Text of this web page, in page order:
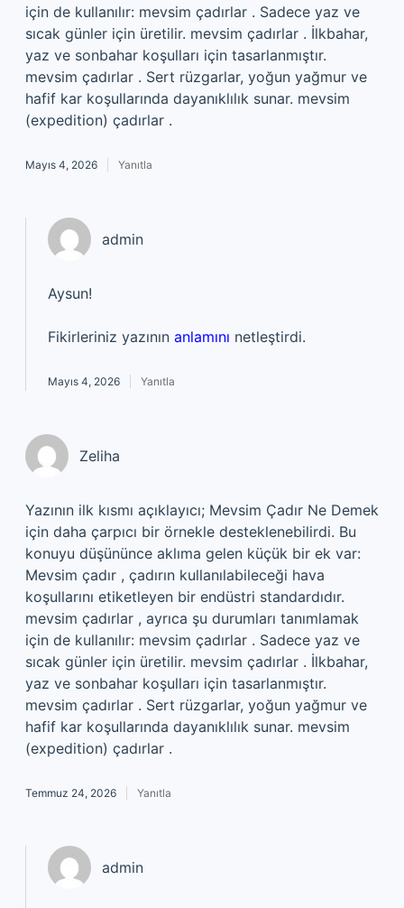
için de kullanılır: mevsim çadırlar . Sadece yaz ve
sıcak günler için üretilir. mevsim çadırlar . İlkbahar,
yaz ve sonbahar koşulları için tasarlanmıştır.
mevsim çadırlar . Sert rüzgarlar, yoğun yağmur ve
hafif kar koşullarında dayanıklılık sunar. mevsim
(expedition) çadırlar .
Mayıs 4, 2026 Yanıtla
admin
Aysun!
Fikirleriniz yazının anlamını netleştirdi.
Mayıs 4, 2026 Yanıtla
Zeliha
Yazının ilk kısmı açıklayıcı; Mevsim Çadır Ne Demek
için daha çarpıcı bir örnekle desteklenebilirdi. Bu
konuyu düşününce aklıma gelen küçük bir ek var:
Mevsim çadır , çadırın kullanılabileceği hava
koşullarını etiketleyen bir endüstri standardıdır.
mevsim çadırlar , ayrıca şu durumları tanımlamak
için de kullanılır: mevsim çadırlar . Sadece yaz ve
sıcak günler için üretilir. mevsim çadırlar . İlkbahar,
yaz ve sonbahar koşulları için tasarlanmıştır.
mevsim çadırlar . Sert rüzgarlar, yoğun yağmur ve
hafif kar koşullarında dayanıklılık sunar. mevsim
(expedition) çadırlar .
Temmuz 24, 2026 Yanıtla
admin